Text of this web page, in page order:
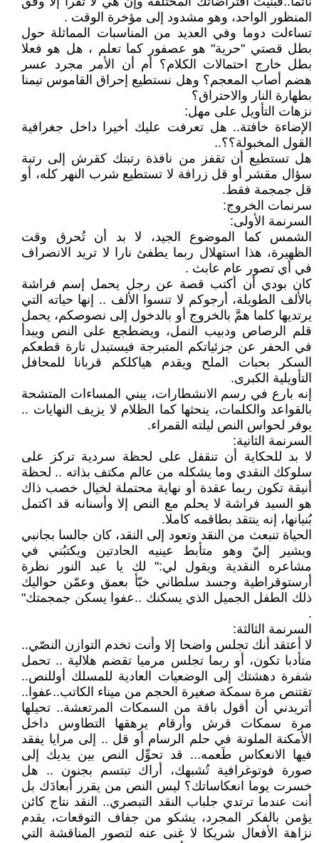
المنظور الواحد، وهو مشدود إلى مؤخرة الوقت .
تساءلت دوما وفي العديد من المناسبات المماثلة حول
بطل قصتي "حرية" هو عصفور كما تعلم ، هل هو فعلا
بطل خارج احتمالات الكلام؟ أم أن الأمر مجرد عسر
هضم أصاب المعجم؟ وهل نستطيع إحراق القاموس تيمنا
بطهارة النار والاحتراق؟
نزهات التأويل على مهل:
الإضاءة خافتة.. هل تعرفت عليك أخيرا داخل جغرافية
القول المخبولة؟؟..
هل تستطيع أن تقفز من نافذة رتبتك كقرش إلى رتبة
سؤال مقشر أو قل زرافة لا تستطيع شرب النهر كله، أو
قل جمجمة فقط.
سرنمات الخروج:
السرنمة الأولى:
الشمس كما الموضوع الجيد، لا بد أن تُحرق وقت
الظهيرة، هذا استهلال ربما يطفئ نارا لا تريد الانصراف
في أي تصور عام عابث .
كان بودي أن أكتب قصة عن رجل يحمل إسم فراشة
بالألف الطويلة، أرجوكم لا تنسوا الألف .. إنها حياته التي
يرتديها كلما همَّ بالخروج أو بالدخول إلى نصوصكم، يحمل
قلم الرصاص ودبيب النمل، ويضطجع على النص ويبدأ
في الحفر عن جزئياتكم المتبرجة فيستبدل تارة قطعكم
السكر بحبات الملح ويقدم هياكلكم قربانا للمحافل
التأويلية الكبرى.
إنه بارع في رسم الانشطارات، يبني المساءات المتشحة
بالقواعد والكلمات، ينحثها كما الظلام لا يزيف النهايات ..
يوفر لحواس النص ليلته القمراء.
السرنمة الثانية:
لا بد للحكاية أن تنقفل على لحظة سردية تركز على
سلوكك النقدي وما يشكله من عالم مكتف بذاته .. لحظة
أنيقة تكون ربما عقدة أو نهاية محتملة لخيال خصب ذاك
هو السيد فراشة لا يحلم مع النص إلا وأسنانه قد اكتمل
بُنيانها، إنه ينتقد بطاقمه كاملا.
الحياة تنبعث من النقد وتعود إلى النقد، كان جالسا بجانبي
ويشير إليّ وهو متأبط عينيه الحادتين ويكتبُني في
مشاعره النقدية ويقول لي:" لك يا عبد النور نظرة
أرستوقراطية وجسد سلطاني خبّأ بعمق وعمّن حواليك
ذلك الطفل الجميل الذي يسكنك ..عفوا يسكن جمجمتك"
.
السرنمة الثالثة:
لا أعتقد أنك تجلس واضحا إلا وأنت تخدم التوازن النصّي..
متأدبا تكون، أو ربما تجلس مرميا تقضم هلالية .. تحمل
شفرة دهشتك إلى الوضعيات العادية للمسلك أوللنص..
تقتنص مرة سمكة صغيرة الحجم من ميناء الكاتب..عفوا..
أتريدني أن أقول باقة من السمكات المرتعشة.. تحيلها
مرة سمكات قرش وأرقام يرهقها التطاوس داخل
الأمكنة الملونة في حلم الرسام أو قل .. إلى مرايا يفقد
فيها الانعكاس طَعمه... قد تحوِّل النص بين يديك إلى
صورة فوتوغرافية تُشبهك، أراك تبتسم بجنون .. هل
خسرت يوما انعكاساتك؟ ليس النص من يقرر أبعادَك بل
أنت عندما ترتدي جلباب النقد التبصري.. النقد نتاج كائن
يؤمن بالفكر المجرد، يشكو من جفاف التوقعات، يقدم
نزاهة الأفعال شريكا لا غنى عنه لتصور المناقشة التي